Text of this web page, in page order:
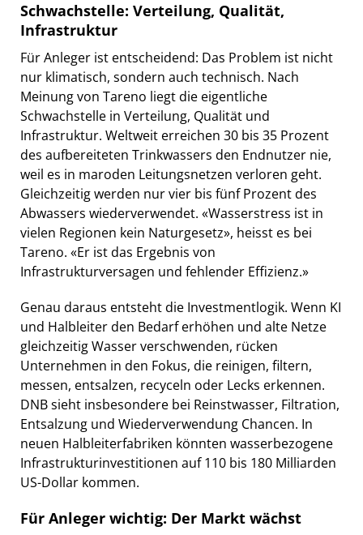
Schwachstelle: Verteilung, Qualität,
Infrastruktur
Für Anleger ist entscheidend: Das Problem ist nicht
nur klimatisch, sondern auch technisch. Nach
Meinung von Tareno liegt die eigentliche
Schwachstelle in Verteilung, Qualität und
Infrastruktur. Weltweit erreichen 30 bis 35 Prozent
des aufbereiteten Trinkwassers den Endnutzer nie,
weil es in maroden Leitungsnetzen verloren geht.
Gleichzeitig werden nur vier bis fünf Prozent des
Abwassers wiederverwendet. «Wasserstress ist in
vielen Regionen kein Naturgesetz», heisst es bei
Tareno. «Er ist das Ergebnis von
Infrastrukturversagen und fehlender Effizienz.»
Genau daraus entsteht die Investmentlogik. Wenn KI
und Halbleiter den Bedarf erhöhen und alte Netze
gleichzeitig Wasser verschwenden, rücken
Unternehmen in den Fokus, die reinigen, filtern,
messen, entsalzen, recyceln oder Lecks erkennen.
DNB sieht insbesondere bei Reinstwasser, Filtration,
Entsalzung und Wiederverwendung Chancen. In
neuen Halbleiterfabriken könnten wasserbezogene
Infrastrukturinvestitionen auf 110 bis 180 Milliarden
US-Dollar kommen.
Für Anleger wichtig: Der Markt wächst